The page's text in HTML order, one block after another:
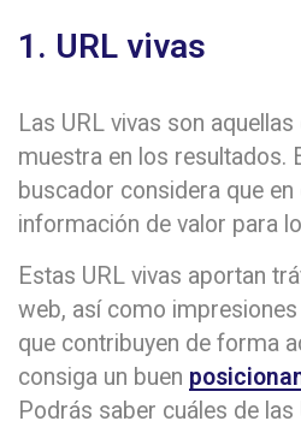
1. URL vivas
Las URL vivas son
muestra en los resultados.
buscador considera que en
información de valor para
Estas URL vivas aportan
web, así como
que contribuyen de forma
consiga un buen
Podrás saber cuáles de